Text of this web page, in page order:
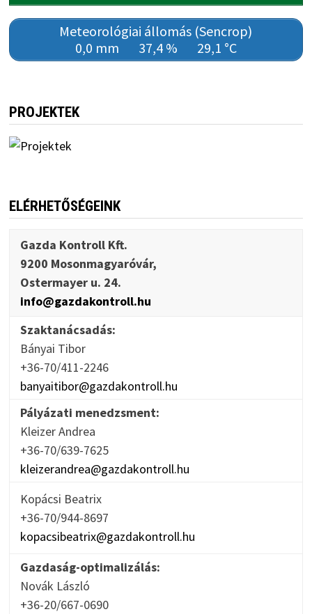
Meteorológiai állomás (Sencrop)
0,0 mm
37,4 % 29,1 °C
PROJEKTEK
ELÉRHETŐSÉGEINK
Gazda Kontroll Kft.
9200 Mosonmagyaróvár,
Ostermayer u. 24.
info@gazdakontroll.hu
Szaktanácsadás:
Bányai Tibor
+36-70/411-2246
banyaitibor@gazdakontroll.hu
Pályázati menedzsment:
Kleizer Andrea
+36-70/639-7625
kleizerandrea@gazdakontroll.hu
Kopácsi Beatrix
+36-70/944-8697
kopacsibeatrix@gazdakontroll.hu
Gazdaság-optimalizálás:
Novák László
+36-20/667-0690